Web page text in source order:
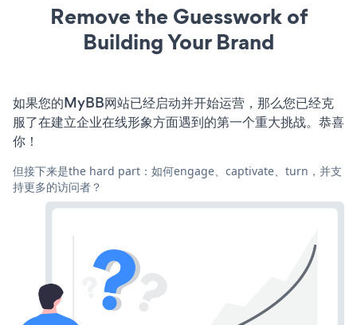
Remove the Guesswork of
Building Your Brand
如果您的MyBB网站已经启动并开始运营，那么您已经克
服了在建立企业在线形象方面遇到的第一个重大挑战。恭喜
你！
但接下来是the hard part：如何engage、captivate、turn，并支
持更多的访问者？